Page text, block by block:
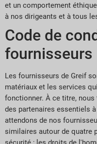
et un comportement
à nos dirigeants et à tous
Code de
fournisseurs
Les fournisseurs de Greif
matériaux et les services
fonctionner. À ce titre,
des partenaires essentiels
attendons de nos
similaires autour de quatre